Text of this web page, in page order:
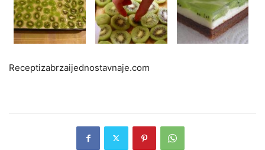
Receptizabrzaijednostavnaje.com